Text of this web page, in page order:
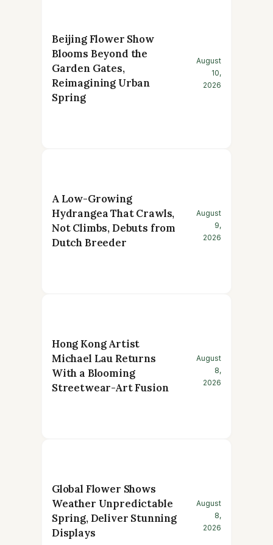
Beijing Flower Show
Blooms Beyond the
Garden Gates,
Reimagining Urban
Spring
August
10,
2026
A Low-Growing
Hydrangea That Crawls,
Not Climbs, Debuts from
Dutch Breeder
August
9,
2026
Hong Kong Artist
Michael Lau Returns
With a Blooming
Streetwear-Art Fusion
August
8,
2026
Global Flower Shows
Weather Unpredictable
Spring, Deliver Stunning
Displays
August
8,
2026